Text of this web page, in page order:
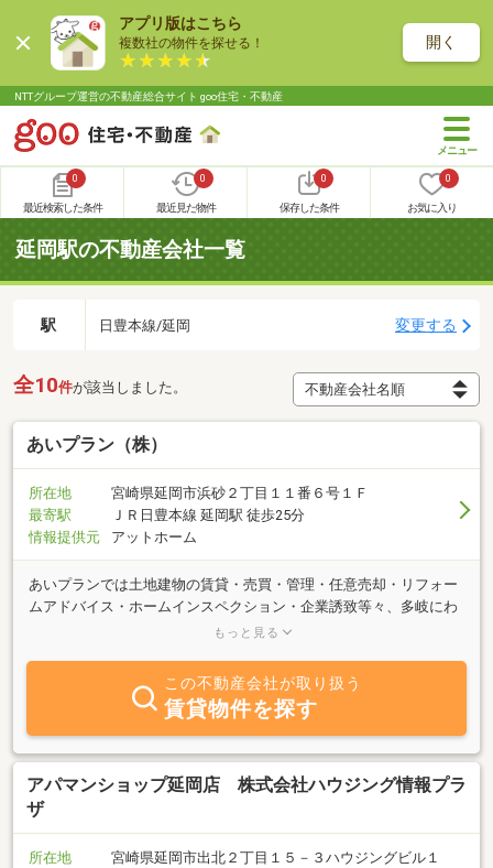
アプリ版はこちら
複数社の物件を探せる！ 開く
NTTグループ運営の不動産総合サイト goo住宅・不動産
0
最近検索した条件
0
最近見た物件
0
保存した条件
0
お気に入り
延岡駅の不動産会社一覧
駅 日豊本線/延岡 変更する
全10件が該当しました。
あいプラン（株）
所在地
宮崎県延岡市浜砂２丁目１１番６号１Ｆ
最寄駅
ＪＲ日豊本線 延岡駅 徒歩25分
情報提供元
アットホーム
あいプランでは土地建物の賃貸・売買・管理・任意売却・リフォー
ムアドバイス・ホームインスペクション・企業誘致等々、多岐にわ
たり業務を行います。不動産はライフプランの基盤であり、お客様
あいプランはお客様に喜んで頂ける仕事を第一に考え、不動産への
知識を深め続ける努力を惜しみません。ただ情報を提供するだけで
なく、様々な視点からお客様の疑問やお悩みを親身になって解決い
たします。宮崎県で最も愛され、信頼される会社を目指して、これ
からも邁進して参ります。お気軽にお問合せ下さい。
もっと見る
この不動産会社が取り扱う
賃貸物件を探す
アパマンショップ延岡店 株式会社ハウジング情報プラ
ザ
所在地
宮崎県延岡市出北２丁目１５－３ハウジングビル１